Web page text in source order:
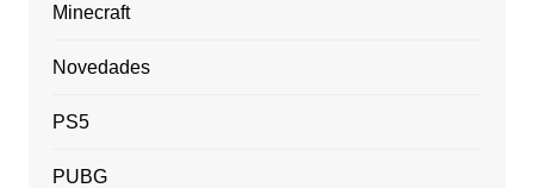
Minecraft
Novedades
PS5
PUBG